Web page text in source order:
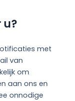
met
van
om
aan ons en
onnodige